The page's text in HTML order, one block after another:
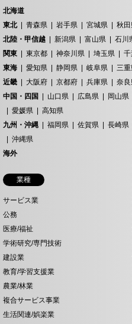
北海道
東北
青森県 岩手県 宮城県 秋
北陸・甲信越
新潟県 富山県 石川
関東
東京都 神奈川県 埼玉県
東海
愛知県 静岡県 岐阜県
三
近畿
大阪府 京都府 兵庫県 奈
中国・四国
山口県 広島県 岡山県
愛媛県
高知県
九州・沖縄
福岡県 佐賀県 長崎県
沖縄県
海外
業種
サービス業
公務
医療/福祉
学術研究/専門技術
建設業
教育/学習支援業
農業/林業
複合サービス事業
生活関連/娯楽業